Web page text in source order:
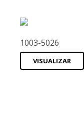
1003-5026
VISUALIZAR